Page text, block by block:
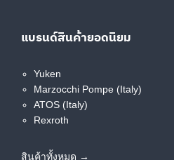
แบรนด์สินค้ายอดนิยม
Yuken
Marzocchi Pompe (Italy)
ATOS (Italy)
Rexroth
สินค้าทั้งหมด →